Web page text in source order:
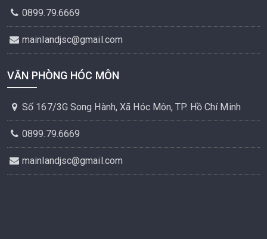
0899.79.6669
mainlandjsc@gmail.com
VĂN PHÒNG HÓC MÔN
Số 167/3G Song Hành, Xã Hóc Môn, TP. Hồ Chí Minh
0899.79.6669
mainlandjsc@gmail.com